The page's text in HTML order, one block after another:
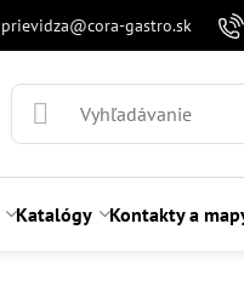
prievidza@cora-gastro.sk
Katalógy Kontakty a